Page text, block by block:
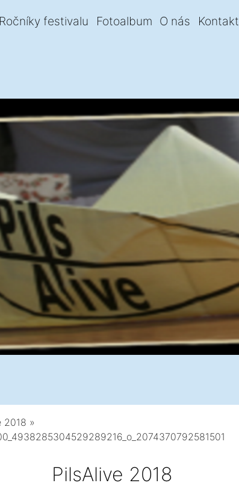
Ročníky festivalu Fotoalbum O nás Kontakt
2018 »
PilsAlive 2018